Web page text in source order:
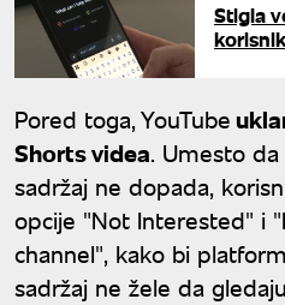
Stigla
Pored toga, YouTube
Shorts videa. Umesto
sadržaj ne dopada,
opcije "Not Interested" i
channel", kako bi
sadržaj ne žele da